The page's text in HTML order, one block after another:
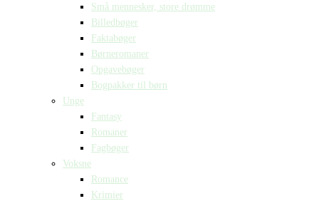
Små mennesker, store drømme
Billedbøger
Faktabøger
Børneromaner
Opgavebøger
Bogpakker til børn
Unge
Fantasy
Romaner
Fagbøger
Voksne
Romance
Krimier